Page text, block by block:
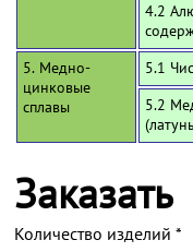
4.2
5. Медно-
цинковые
сплавы
5.1
5.2
Заказать
Количество изделий *